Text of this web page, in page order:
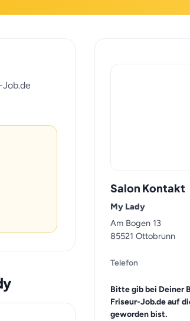
Job.de
Salon Kontakt
My Lady
Am Bogen 13
85521 Ottobrunn
Telefon
Bitte gib bei Deiner
Friseur-Job.de auf
geworden bist.